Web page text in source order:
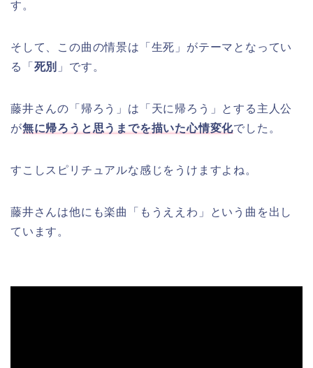
す。
そして、この曲の情景は「生死」がテーマとなってい
る「 死別 」です。
藤井さんの「帰ろう」は「天に帰ろう」とする主人公
が無に帰ろうと思うまでを描いた心情変化でした。
すこしスピリチュアルな感じをうけますよね。
藤井さんは他にも楽曲「もうええわ」という曲を出し
ています。